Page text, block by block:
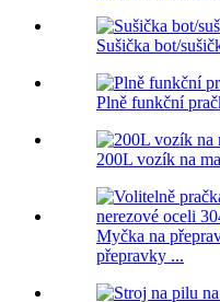
Sušička bot/
Plně funkční
200L vozík na
Myčka na
přepravky ...